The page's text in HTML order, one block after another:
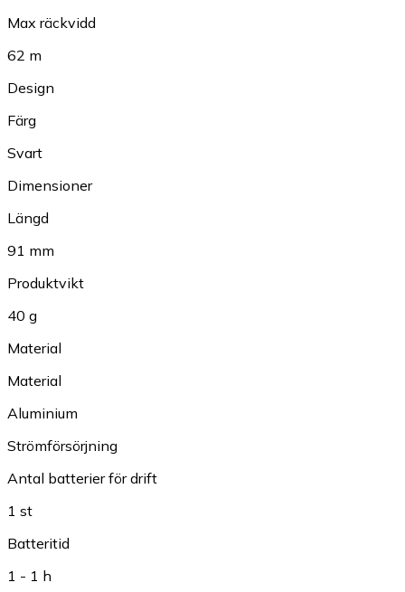
Max räckvidd
62 m
Design
Färg
Svart
Dimensioner
Längd
91 mm
Produktvikt
40 g
Material
Material
Aluminium
Strömförsörjning
Antal batterier för drift
1 st
Batteritid
1 - 1 h